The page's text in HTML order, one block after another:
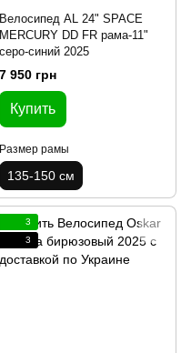
Велосипед AL 24" SPACE
MERCURY DD FR рама-11"
серо-синий 2025
7 950 грн
Купить
Размер рамы
135-150 см
3
3